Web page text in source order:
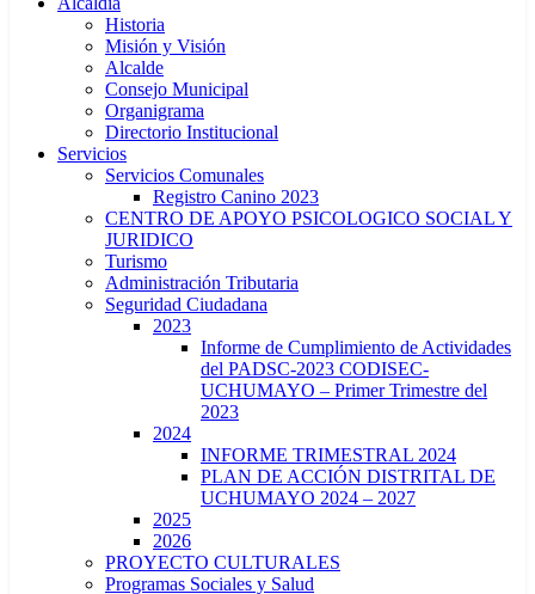
Historia
Misión y Visión
Alcalde
Consejo Municipal
Organigrama
Directorio Institucional
Servicios
Servicios Comunales
Registro Canino 2023
CENTRO DE APOYO PSICOLOGICO SOCIAL Y
JURIDICO
Turismo
Administración Tributaria
Seguridad Ciudadana
2023
Informe de Cumplimiento de Actividades
del PADSC-2023 CODISEC-
UCHUMAYO – Primer Trimestre del
2023
2024
INFORME TRIMESTRAL 2024
PLAN DE ACCIÓN DISTRITAL DE
UCHUMAYO 2024 – 2027
2025
2026
PROYECTO CULTURALES
Programas Sociales y Salud